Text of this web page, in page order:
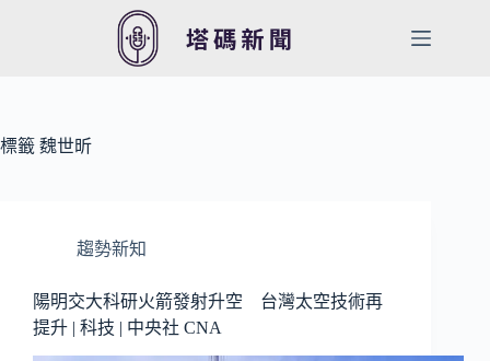
容
標籤 魏世昕
趨勢新知
陽明交大科研火箭發射升空 台灣太空技術再
提升 | 科技 | 中央社 CNA